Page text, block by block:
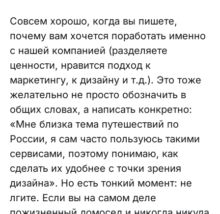
Совсем хорошо, когда вы пишете,
почему вам хочется поработать именно
с нашей компанией (разделяете
ценности, нравится подход к
маркетингу, к дизайну и т.д.). Это тоже
желательно не просто обозначить в
общих словах, а написать конкретно:
«Мне близка тема путешествий по
России, я сам часто пользуюсь такими
сервисами, поэтому понимаю, как
сделать их удобнее с точки зрения
дизайна». Но есть тонкий момент: не
лгите. Если вы на самом деле